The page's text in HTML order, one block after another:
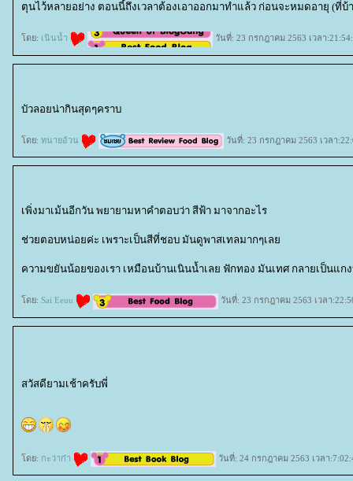
ตุนไว้หลายอย่าง ตอนนี้ถึงเวลาต้องเอาออกมาทำแล้ว ก่อนจะหมดอายุ (ที่บ้
ดย: เนินน้ำ วันที่: 23 กรกฎาคม 2563 เวลา
บัวลอยน่ากินสุดๆคราบ
ดย: ทนายอ้วน วันที่: 23 กรกฎาคม 2563 เวลา
เพิ่งมาเม้นอีกวัน พยายามหาคำตอบว่า สีฟ้า มาจากอะไร
ช่วยตอบหน่อยค่ะ เพราะเป็นสีที่ชอบ มันดูพาสเทลมากๆเล
ความขยันน้อยของเรา เหมือนบ้านเนินน้ำเลย ฟักทอง มันเทศ กลายเป็นแก
ดย: Sai Eeuu วันที่: 23 กรกฎาคม 2563 เวลา
สวัสดียามเช้าครับพี่
ดย: กะว่าก๋า วันที่: 24 กรกฎาคม 2563 เวลา